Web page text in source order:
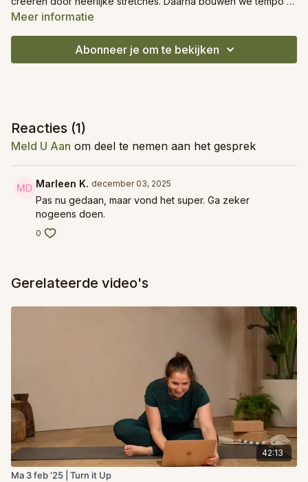
‘pace’ op door een flow van downward facing dogs in
zijn niet noodzakelijk.
Meer informatie
Abonneer je om te bekijken
Reacties (1)
Meld U Aan om deel te nemen aan het gesprek
Marleen K. december 03, 2025
Pas nu gedaan, maar vond het super. Ga zeker
nogeens doen.
0
Gerelateerde video's
42:13
Ma 3 feb '25 | Turn it Up